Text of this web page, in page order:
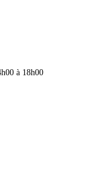
à 18h00